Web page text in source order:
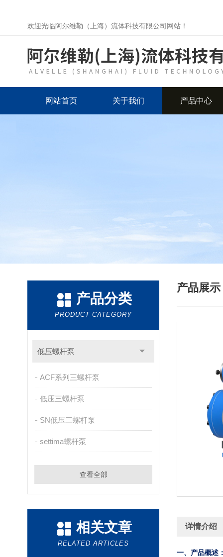
欢迎光临阿尔维勒（上海）流体科技有限公司网站！
网站首页 关于我们 产品中心
产品分类
PRODUCT CATEGORY
低压螺杆泵
ACF系列三螺杆泵
低压三螺杆泵
SN低压三螺杆泵
settima螺杆泵
查看全部
相关文章
RELATED ARTICLES
产品展示
详情介绍
一、产品概述